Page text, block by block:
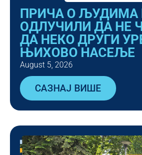
ПРИЧА О ЉУДИМА
ОДЛУЧИЛИ ДА НЕ
ДА НЕКО ДРУГИ
ЊИХОВО НАСЕЉЕ
August 5, 2026
САЗНАЈ ВИШЕ